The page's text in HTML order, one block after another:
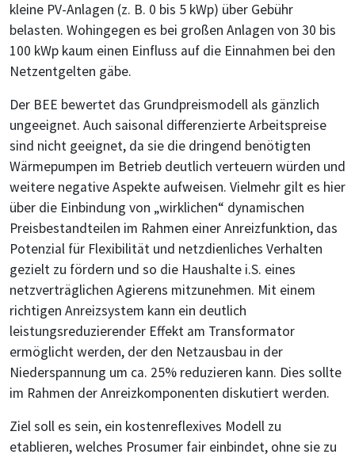
kleine PV-Anlagen (z. B. 0 bis 5 kWp) über Gebühr
belasten. Wohingegen es bei großen Anlagen von 30 bis
100 kWp kaum einen Einfluss auf die Einnahmen bei den
Netzentgelten gäbe.
Der BEE bewertet das Grundpreismodell als gänzlich
ungeeignet. Auch saisonal differenzierte Arbeitspreise
sind nicht geeignet, da sie die dringend benötigten
Wärmepumpen im Betrieb deutlich verteuern würden und
weitere negative Aspekte aufweisen. Vielmehr gilt es hier
über die Einbindung von „wirklichen“ dynamischen
Preisbestandteilen im Rahmen einer Anreizfunktion, das
Potenzial für Flexibilität und netzdienliches Verhalten
gezielt zu fördern und so die Haushalte i.S. eines
netzverträglichen Agierens mitzunehmen. Mit einem
richtigen Anreizsystem kann ein deutlich
leistungsreduzierender Effekt am Transformator
ermöglicht werden, der den Netzausbau in der
Niederspannung um ca. 25% reduzieren kann. Dies sollte
im Rahmen der Anreizkomponenten diskutiert werden.
Ziel soll es sein, ein kostenreflexives Modell zu
etablieren, welches Prosumer fair einbindet, ohne sie zu